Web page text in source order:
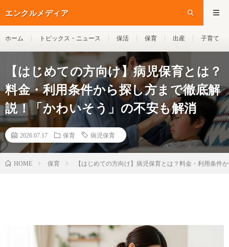
エンクルメディア
ホーム トピックス・ニュース 保活 保育 出産 子育て
【はじめての方向け】病児保育とは？
料金・利用条件から探し方まで徹底解
説！「かわいそう」の不安も解消
2026.07.17 保育 病児保育
HOME 保育 【はじめての方向け】病児保育とは？料金・利用条件